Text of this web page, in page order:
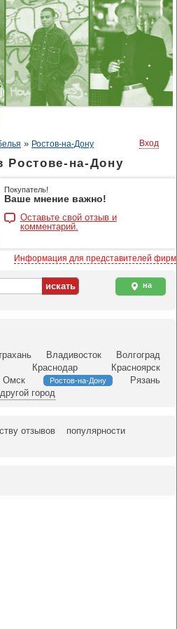
» Ростов-на-Дону Вход
Ростове-на-Дону
Покупатель!
Ваше мнение важно!
Оставьте свой отзыв и
комментарий.
Информация для представителей фирм
на
Владивосток
Волгоград
Краснодар
Красноярск
Омск Ростов-на-Дону
Рязань
город
отзывов
популярности